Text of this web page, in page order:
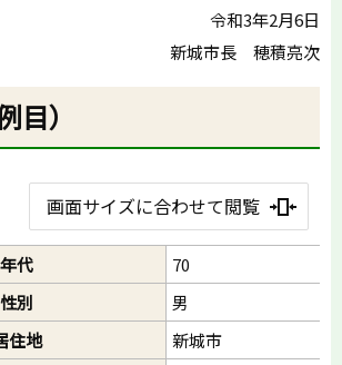
令和3年2月6日
新城市長 穂積亮次
目）
画面サイズに合わせて閲覧
年代
70
性別
男
住地
新城市